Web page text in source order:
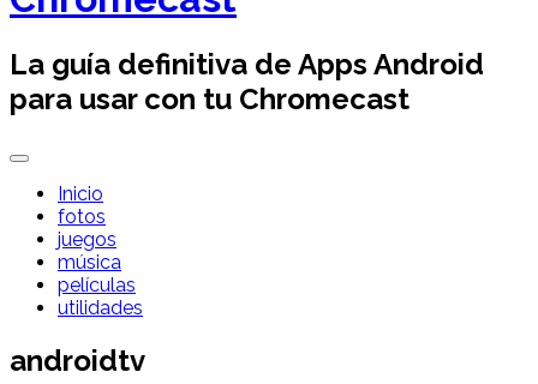
La guía definitiva de Apps Android
para usar con tu Chromecast
Inicio
fotos
juegos
música
películas
utilidades
androidtv